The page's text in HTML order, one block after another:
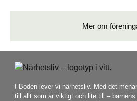
Mer om
I Boden lever vi närhetsliv. Med det
till allt som är viktigt och lite till –